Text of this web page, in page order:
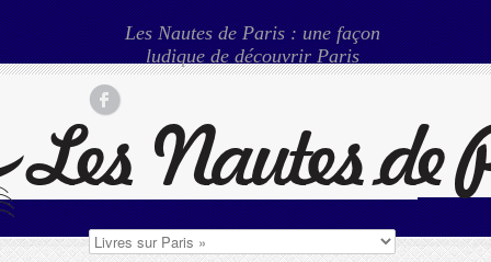
Les Nautes de Paris : une façon
ludique de découvrir Paris